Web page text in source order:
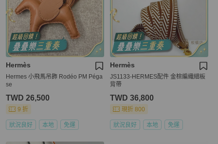
Hermès
Hermes 小飛馬吊飾 Rodéo PM Péga
se
TWD 26,500
9 折
狀況良好 本地 免運
Hermès
JS1133-HERMES配件 金棕編織細板
背帶
TWD 36,800
現折 800
狀況良好 本地 免運